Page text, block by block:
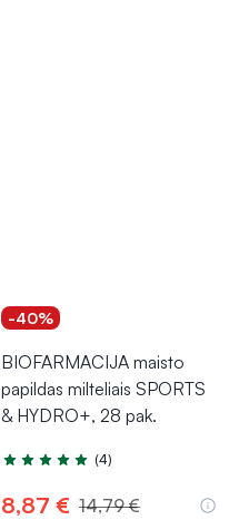
-40%
BIOFARMACIJA maisto
papildas milteliais SPORTS
& HYDRO+, 28 pak.
Įvertinimas 4.8 iš 5
(4)
8,87 € 14,79 €